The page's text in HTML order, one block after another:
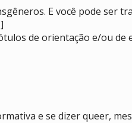
E você pode ser
de orientação e/ou de
e se dizer queer,